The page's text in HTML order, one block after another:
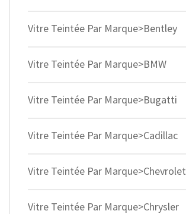
Vitre Teintée Par Marque>Bentley
Vitre Teintée Par Marque>BMW
Vitre Teintée Par Marque>Bugatti
Vitre Teintée Par Marque>Cadillac
Vitre Teintée Par Marque>Chevrolet
Vitre Teintée Par Marque>Chrysler